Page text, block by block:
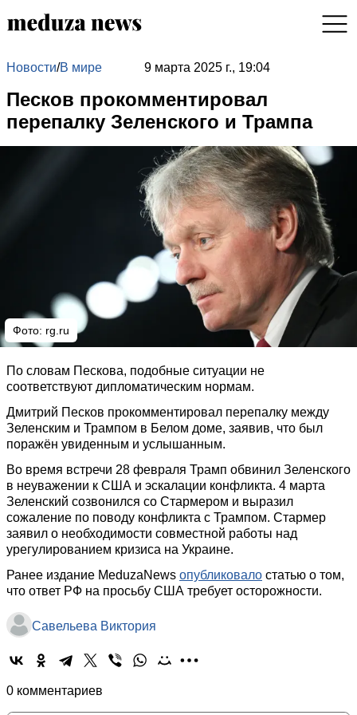
Новости/В мире 9 марта 2025 г., 19:04
Песков прокомментировал
перепалку Зеленского и Трампа
Фото: rg.ru
По словам Пескова, подобные ситуации не
соответствуют дипломатическим нормам.
Дмитрий Песков прокомментировал перепалку между
Зеленским и Трампом в Белом доме, заявив, что был
поражён увиденным и услышанным.
Во время встречи 28 февраля Трамп обвинил Зеленского
в неуважении к США и эскалации конфликта. 4 марта
Зеленский созвонился со Стармером и выразил
сожаление по поводу конфликта с Трампом. Стармер
заявил о необходимости совместной работы над
урегулированием кризиса на Украине.
Ранее издание MeduzaNews опубликовало статью о том,
что ответ РФ на просьбу США требует осторожности.
Савельева Виктория
0 комментариев